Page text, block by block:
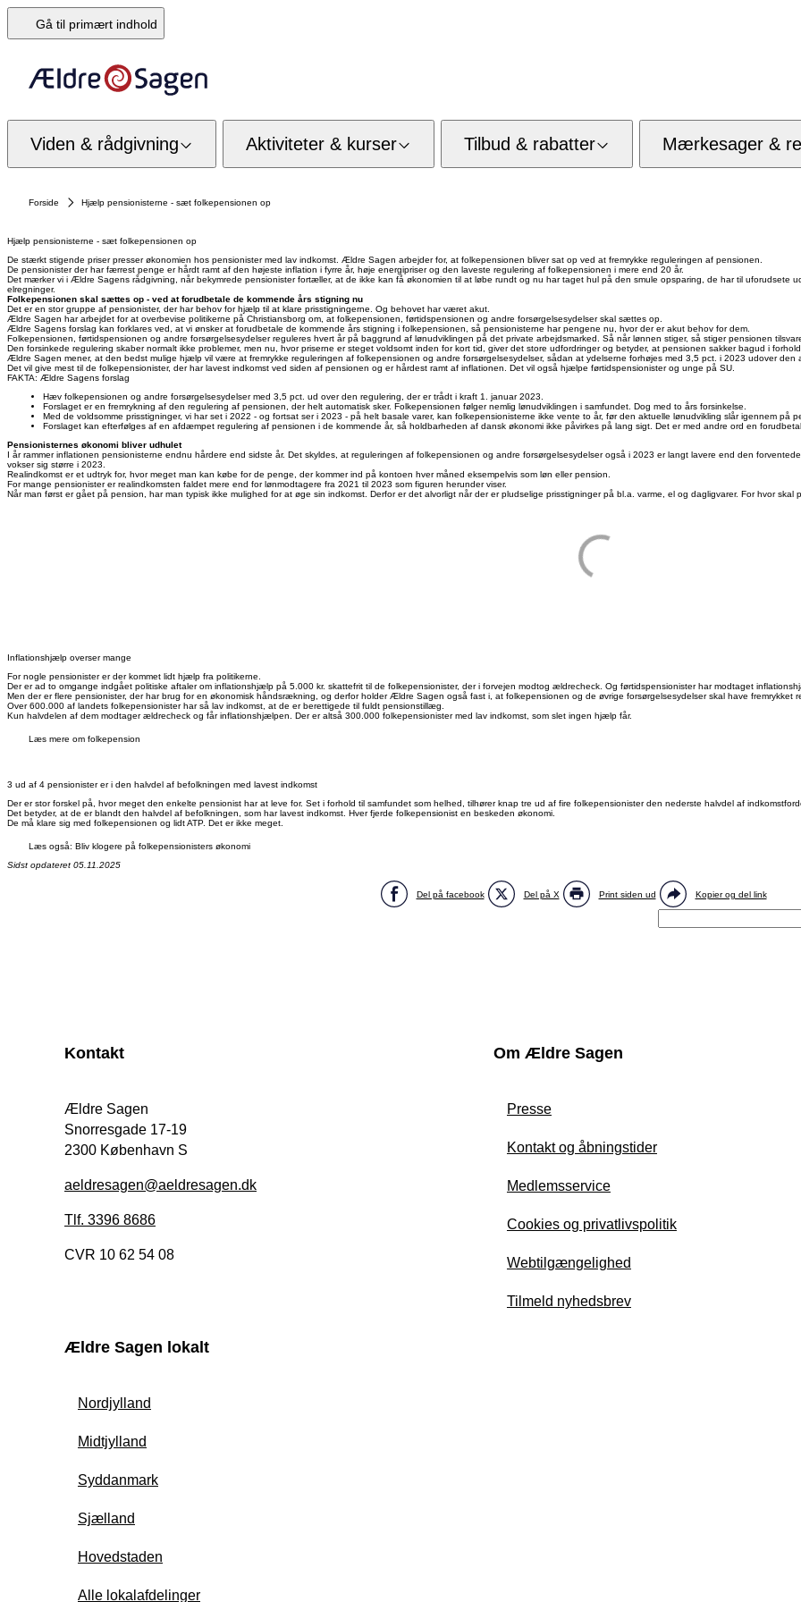
Gå til primært indhold
Viden & rådgivning Aktiviteter & kurser Tilbud & rabatter Mærkesager &
Forside Hjælp pensionisterne - sæt folkepensionen op
Hjælp pensionisterne - sæt folkepensionen op
De stærkt stigende priser presser økonomien hos pensionister med lav indkomst. Ældre Sagen arbejder for, at folkepensionen bliver sat op ved at fremrykke reguleringen af pensionen.
De pensionister der har færrest penge er hårdt ramt af den højeste inflation i fyrre år, høje energipriser og den laveste regulering af folkepensionen i mere end 20 år.
Det mærker vi i Ældre Sagens rådgivning, når bekymrede pensionister fortæller, at de ikke kan få økonomien til at løbe rundt og nu har taget hul på den smule opsparing, de har til uforudsete
elregninger.
Folkepensionen skal sættes op - ved at forudbetale de kommende års stigning nu
Det er en stor gruppe af pensionister, der har behov for hjælp til at klare prisstigningerne. Og behovet har været akut.
Ældre Sagen har arbejdet for at overbevise politikerne på Christiansborg om, at folkepensionen, førtidspensionen og andre forsørgelsesydelser skal sættes op.
Ældre Sagens forslag kan forklares ved, at vi ønsker at forudbetale de kommende års stigning i folkepensionen, så pensionisterne har pengene nu, hvor der er akut behov for dem.
Folkepensionen, førtidspensionen og andre forsørgelsesydelser reguleres hvert år på baggrund af lønudviklingen på det private arbejdsmarked. Så når lønnen stiger, så stiger pensionen
Den forsinkede regulering skaber normalt ikke problemer, men nu, hvor priserne er steget voldsomt inden for kort tid, giver det store udfordringer og betyder, at pensionen sakker bagud i forhold
Ældre Sagen mener, at den bedst mulige hjælp vil være at fremrykke reguleringen af folkepensionen og andre forsørgelsesydelser, sådan at ydelserne forhøjes med 3,5 pct. i 2023 udover den
Det vil give mest til de folkepensionister, der har lavest indkomst ved siden af pensionen og er hårdest ramt af inflationen. Det vil også hjælpe førtidspensionister og unge på SU.
FAKTA: Ældre Sagens forslag
Hæv folkepensionen og andre forsørgelsesydelser med 3,5 pct. ud over den regulering, der er trådt i kraft 1. januar 2023.
Forslaget er en fremrykning af den regulering af pensionen, der helt automatisk sker. Folkepensionen følger nemlig lønudviklingen i samfundet. Dog med to års forsinkelse.
Med de voldsomme prisstigninger, vi har set i 2022 - og fortsat ser i 2023 - på helt basale varer, kan folkepensionisterne ikke vente to år, før den aktuelle lønudvikling slår igennem på
Forslaget kan efterfølges af en afdæmpet regulering af pensionen i de kommende år, så holdbarheden af dansk økonomi ikke påvirkes på lang sigt. Det er med andre ord en
Pensionisternes økonomi bliver udhulet
I år rammer inflationen pensionisterne endnu hårdere end sidste år. Det skyldes, at reguleringen af folkepensionen og andre forsørgelsesydelser også i 2023 er langt lavere end den
vokser sig større i 2023.
Realindkomst er et udtryk for, hvor meget man kan købe for de penge, der kommer ind på kontoen hver måned eksempelvis som løn eller pension.
For mange pensionister er realindkomsten faldet mere end for lønmodtagere fra 2021 til 2023 som figuren herunder viser.
Når man først er gået på pension, har man typisk ikke mulighed for at øge sin indkomst. Derfor er det alvorligt når der er pludselige prisstigninger på bl.a. varme, el og dagligvarer. For hvor skal
Inflationshjælp overser mange
For nogle pensionister er der kommet lidt hjælp fra politikerne.
Der er ad to omgange indgået politiske aftaler om inflationshjælp på 5.000 kr. skattefrit til de folkepensionister, der i forvejen modtog ældrecheck. Og førtidspensionister har modtaget
Men der er flere pensionister, der har brug for en økonomisk håndsrækning, og derfor holder Ældre Sagen også fast i, at folkepensionen og de øvrige forsørgelsesydelser skal have fremrykket
Over 600.000 af landets folkepensionister har så lav indkomst, at de er berettigede til fuldt pensionstillæg.
Kun halvdelen af dem modtager ældrecheck og får inflationshjælpen. Der er altså 300.000 folkepensionister med lav indkomst, som slet ingen hjælp får.
Læs mere om folkepension
3 ud af 4 pensionister er i den halvdel af befolkningen med lavest indkomst
Der er stor forskel på, hvor meget den enkelte pensionist har at leve for. Set i forhold til samfundet som helhed, tilhører knap tre ud af fire folkepensionister den nederste halvdel af
Det betyder, at de er blandt den halvdel af befolkningen, som har lavest indkomst. Hver fjerde folkepensionist en beskeden økonomi.
De må klare sig med folkepensionen og lidt ATP. Det er ikke meget.
Læs også: Bliv klogere på folkepensionisters økonomi
Sidst opdateret 05.11.2025
Del på facebook Del på X Print siden ud Kopier og del link
Kontakt
Ældre Sagen
Snorresgade 17-19
2300 København S
aeldresagen@aeldresagen.dk
Tlf. 3396 8686
CVR 10 62 54 08
Om Ældre Sagen
Presse
Kontakt og åbningstider
Medlemsservice
Cookies og privatlivspolitik
Webtilgængelighed
Tilmeld nyhedsbrev
Ældre Sagen lokalt
Nordjylland
Midtjylland
Syddanmark
Sjælland
Hovedstaden
Alle lokalafdelinger